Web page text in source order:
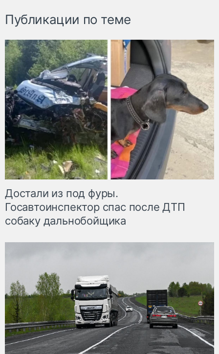
Публикации по теме
Достали из под фуры.
Госавтоинспектор спас после ДТП
собаку дальнобойщика